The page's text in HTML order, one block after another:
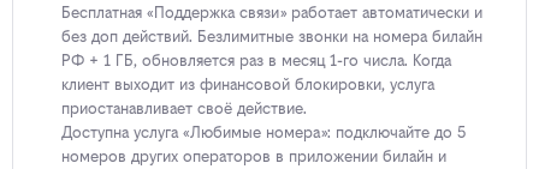
Бесплатная «Поддержка связи» работает автоматически и
без доп действий. Безлимитные звонки на номера билайн
РФ + 1 ГБ, обновляется раз в месяц 1-го числа. Когда
клиент выходит из финансовой блокировки, услуга
приостанавливает своё действие.
Доступна услуга «Любимые номера»: подключайте до 5
номеров других операторов в приложении билайн и